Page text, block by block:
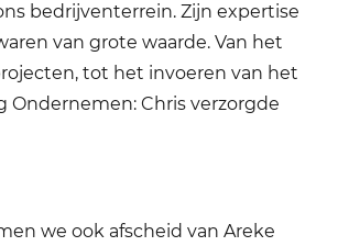
bedrijventerrein. Zijn expertise
van grote waarde. Van het
tot het invoeren van het
Ondernemen: Chris verzorgde
we ook afscheid van Areke